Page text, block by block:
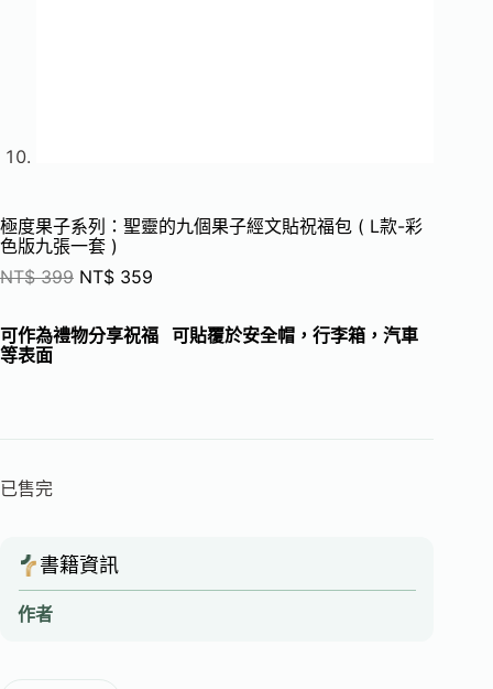
極度果子系列：聖靈的九個果子經文貼祝福包 ( L款-彩
色版九張一套 )
NT$399 NT$ 359
可作為禮物分享祝福 可貼覆於安全帽，行李箱，汽車
等表面
已售完
書籍資訊
作者